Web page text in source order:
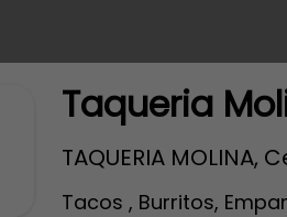
Taqueria
TAQUERIA MOLINA,
Tacos , Burritos,